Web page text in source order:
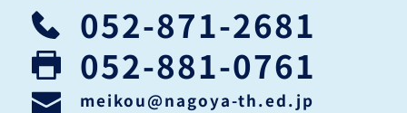
052-871-2681
052-881-0761
meikou@nagoya-th.ed.jp